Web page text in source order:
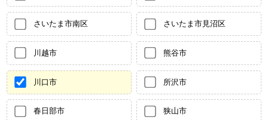
さいたま市南区 さいたま市見沼区
川越市 熊谷市
川口市 所沢市
春日部市 狭山市